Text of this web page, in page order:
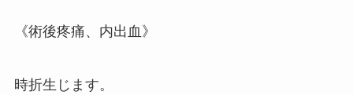
《術後疼痛、内出血》
時折生じます。